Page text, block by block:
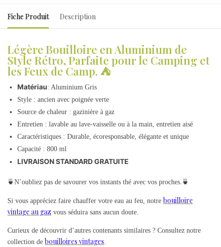
Fiche Produit Description
Légère Bouilloire en Aluminium de
Style Rétro, Parfaite pour le Camping et
les Feux de Camp. ⛺
Matériau: Aluminium Gris
Style : ancien avec poignée verte
Source de chaleur : gazinière à gaz
Entretien : lavable au lave-vaisselle ou à la main, entretien aisé
Caractéristiques : Durable, écoresponsable, élégante et unique
Capacité : 800 ml
LIVRAISON STANDARD GRATUITE
🍵N’oubliez pas de savourer vos instants thé avec vos proches.🍵
Si vous appréciez faire chauffer votre eau au feu, notre bouilloire
vintage au gaz vous séduira sans aucun doute.
Curieux de découvrir d’autres contenants similaires ? Consultez notre
collection de bouilloires vintages.